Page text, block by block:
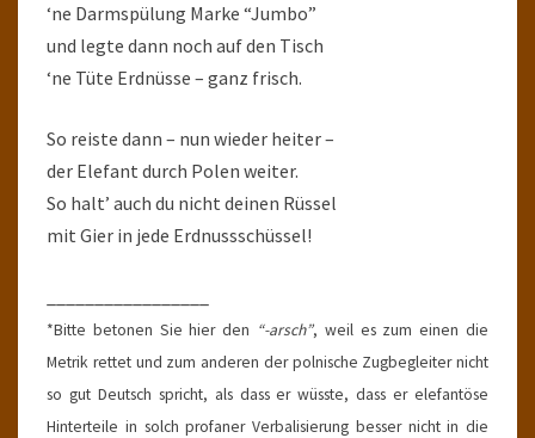
‘ne Darmspülung Marke “Jumbo”
und legte dann noch auf den Tisch
‘ne Tüte Erdnüsse – ganz frisch.
So reiste dann – nun wieder heiter –
der Elefant durch Polen weiter.
So halt’ auch du nicht deinen Rüssel
mit Gier in jede Erdnussschüssel!
*Bitte betonen Sie hier den “-arsch”, weil es zum einen die
Metrik rettet und zum anderen der polnische Zugbegleiter nicht
so gut Deutsch spricht, als dass er wüsste, dass er elefantöse
Hinterteile in solch profaner Verbalisierung besser nicht in die